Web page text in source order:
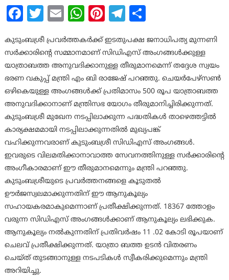
Facebook
Twitter
EmailWhatsApp
Pinterest
Telegram
Share
കുടുംബശ്രീ പ്രവർത്തകർക്ക് ഇടതുപക്ഷ ജനാധിപത്യ മുന്നണി
സർക്കാരിന്റെ സമ്മാനമാണ് സിഡിഎസ് അംഗങ്ങൾക്കുള്ള
യാത്രാബത്ത അനുവദിക്കാനുള്ള തീരുമാനമെന്ന് തദ്ദേശ സ്വയം
ഭരണ വകുപ്പ് മന്ത്രി എം ബി രാജേഷ് പറഞ്ഞു. ചെയർപേഴ്സൺ
ഒഴികെയുള്ള അംഗങ്ങൾക്ക് പ്രതിമാസം 500 രൂപ യാത്രാബത്ത
അനുവദിക്കാനാണ് മന്ത്രിസഭ യോഗം തീരുമാനിച്ചിരിക്കുന്നത്.
കുടുംബശ്രീ മുഖേന നടപ്പിലാക്കുന്ന പദ്ധതികൾ താഴെത്തട്ടില്‍
കാര്യക്ഷമമായി നടപ്പിലാക്കുന്നതില്‍ മുഖ്യപങ്ക്
വഹിക്കുന്നവരാണ് കുടുംബശ്രീ സിഡിഎസ് അംഗങ്ങള്‍.
ഇവരുടെ വിലമതിക്കാനാവാത്ത സേവനത്തിനുള്ള സർക്കാരിന്റെ
അംഗീകാരമാണ് ഈ തീരുമാനമെന്നും മന്ത്രി പറഞ്ഞു.
കുടുംബശ്രീയുടെ പ്രവർത്തനങ്ങളെ കൂടുതൽ
ഊർജസ്വലമാക്കുന്നതിന് ഈ ആനുകൂല്യം
സഹായകരമാകുമെന്നാണ് പ്രതീക്ഷിക്കുന്നത്. 18367 ത്തോളം
വരുന്ന സിഡിഎസ് അംഗങ്ങൾക്കാണ് ആനുകൂല്യം ലഭിക്കുക.
ആനുകൂല്യം നൽകുന്നതിന് പ്രതിവർഷം 11 .02 കോടി രൂപയാണ്
ചെലവ് പ്രതീക്ഷിക്കുന്നത്. യാത്രാ ബത്ത ഉടൻ വിതരണം
ചെയ്ത് തുടങ്ങാനുള്ള നടപടികൾ സ്വീകരിക്കുമെന്നും മന്ത്രി
അറിയിച്ചു.